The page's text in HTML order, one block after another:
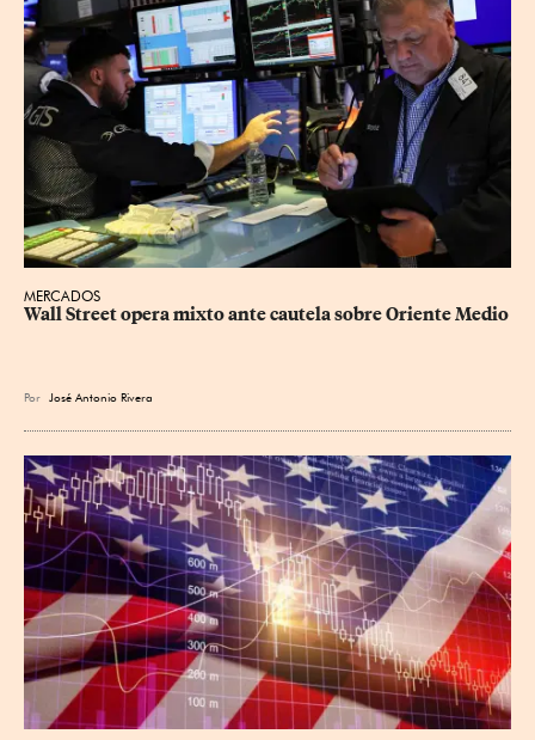
MERCADOS
Wall Street opera mixto ante cautela sobre Oriente Medio
Por José Antonio Rivera